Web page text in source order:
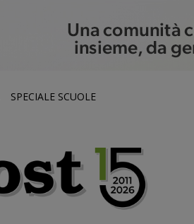
SPECIALE SCUOLE